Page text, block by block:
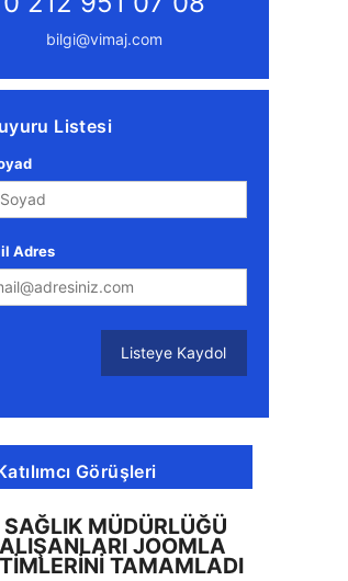
bilgi@vimaj.com
Listesi
Adres
Listeye Kaydol
Görüşleri
SAĞLIK MÜDÜRLÜĞÜ
JOOMLA
TAMAMLADI